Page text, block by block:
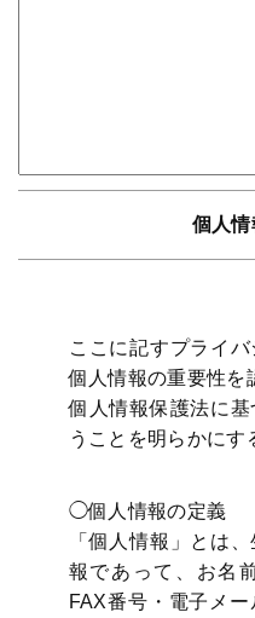
個人
ここに記すプライ
個人情報の重要性を
個人情報保護法に
うことを明らかにす
◯個人情報の定義
「個人情報」とは
報であって、お名
FAX番号・電子メ